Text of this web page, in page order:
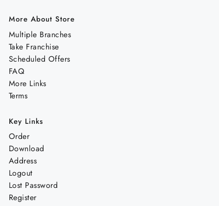
More About Store
Multiple Branches
Take Franchise
Scheduled Offers
FAQ
More Links
Terms
Key Links
Order
Download
Address
Logout
Lost Password
Register